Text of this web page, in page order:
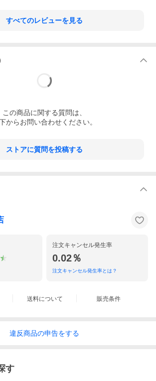
すべてのレビューを見る
この商品に関する質問は、
からお問い合わせください。
ストアに質問を投稿する
注文キャンセル発生率
0.02％
注文キャンセル発生率とは？
送料について 販売条件
違反商品の申告をする
す